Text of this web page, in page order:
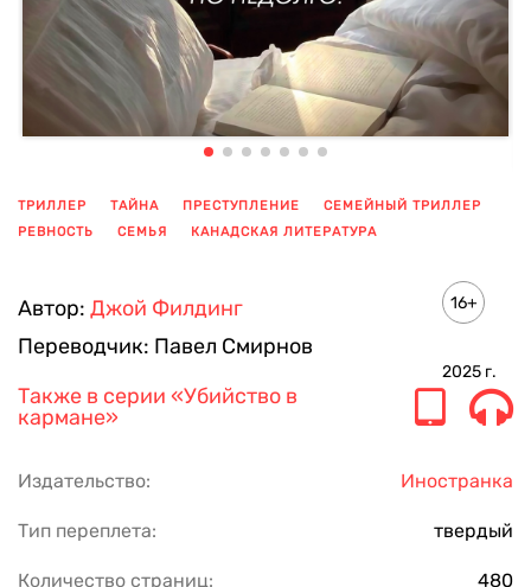
ТРИЛЛЕР ТАЙНА ПРЕСТУПЛЕНИЕ
СЕМЕЙНЫЙ ТРИЛЛЕР
РЕВНОСТЬ
СЕМЬЯ КАНАДСКАЯ ЛИТЕРАТУРА
Автор: Джой Филдинг
Переводчик: Павел Смирнов
16+
2025 г.
Также в серии «Убийство в
кармане»
Издательство: Иностранка
Тип переплета: твердый
Количество страниц: 480